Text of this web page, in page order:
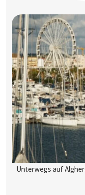
Unterwegs auf